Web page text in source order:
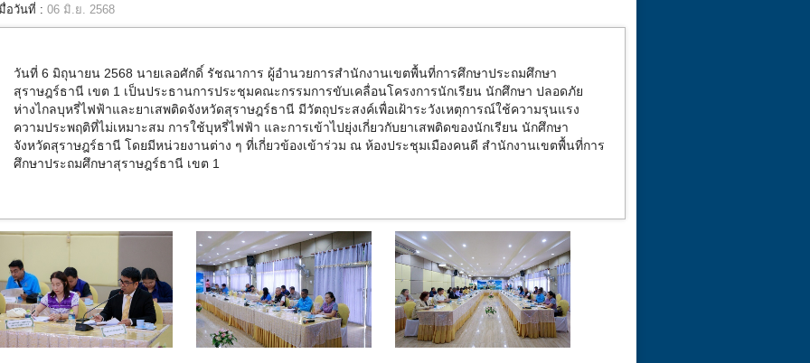
อวันที่ : 06 มิ.ย. 2568
วันที่ 6 มิถุนายน 2568 นายเลอศักดิ์ รัชณาการ ผู้อำนวยการสำนักงานเขตพื้นที่การศึกษาประถมศึกษา
สุราษฎร์ธานี เขต 1 เป็นประธานการประชุมคณะกรรมการขับเคลื่อนโครงการนักเรียน นักศึกษา ปลอดภัย
ห่างไกลบุหรี่ไฟฟ้าและยาเสพติดจังหวัดสุราษฎร์ธานี มีวัตถุประสงค์เพื่อเฝ้าระวังเหตุการณ์ใช้ความรุนแรง
ความประพฤติที่ไม่เหมาะสม การใช้บุหรี่ไฟฟ้า และการเข้าไปยุ่งเกี่ยวกับยาเสพติดของนักเรียน นักศึกษา
จังหวัดสุราษฎร์ธานี โดยมีหน่วยงานต่าง ๆ ที่เกี่ยวข้องเข้าร่วม ณ ห้องประชุมเมืองคนดี สำนักงานเขตพื้นที่การ
ศึกษาประถมศึกษาสุราษฎร์ธานี เขต 1